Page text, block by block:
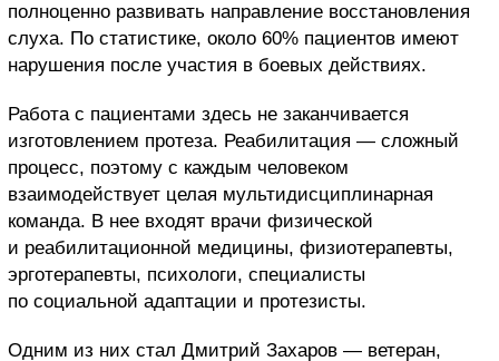
полноценно развивать направление восстановления
слуха. По статистике, около 60% пациентов имеют
нарушения после участия в боевых действиях.
Работа с пациентами здесь не заканчивается
изготовлением протеза. Реабилитация — сложный
процесс, поэтому с каждым человеком
взаимодействует целая мультидисциплинарная
команда. В нее входят врачи физической
и реабилитационной медицины, физиотерапевты,
эрготерапевты, психологи, специалисты
по социальной адаптации и протезисты.
Одним из них стал Дмитрий Захаров — ветеран,